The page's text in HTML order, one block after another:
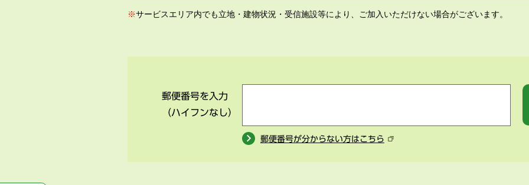
※サービスエリア内でも立地・建物状況・受信施設等により、ご加入いただけない場合がございます。
郵便番号を入力
（ハイフンなし）
郵便番号が分からない方はこちら